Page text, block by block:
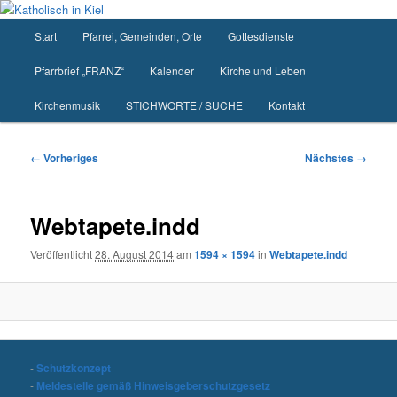
Zum
springen
Start Pfarrei, Gemeinden, Orte Gottesdienste
Pfarrbrief „FRANZ“ Kalender Kirche und Leben
Kirchenmusik STICHWORTE / SUCHE Kontakt
Bilder-
← Vorheriges Nächstes →
Webtapete.indd
Veröffentlicht28. August 2014am1594 × 1594inWebtapete.indd
-Schutzkonzept
- Meldestelle gemäß Hinweisgeberschutzgesetz